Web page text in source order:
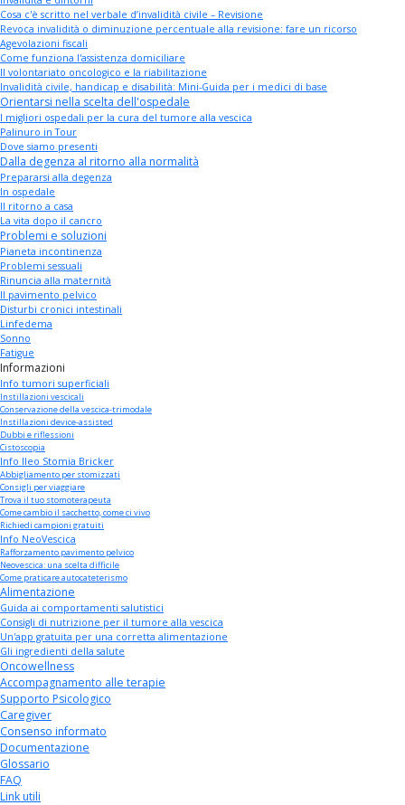
Cosa c'è scritto nel verbale d’invalidità civile – Revisione
Revoca invalidità o diminuzione percentuale alla revisione: fare un ricorso
Agevolazioni fiscali
Come funziona l'assistenza domiciliare
Il volontariato oncologico e la riabilitazione
Invalidità civile, handicap e disabilità: Mini-Guida per i medici di base
Orientarsi nella scelta dell'ospedale
I migliori ospedali per la cura del tumore alla vescica
Palinuro in Tour
Dove siamo presenti
Dalla degenza al ritorno alla normalità
Prepararsi alla degenza
In ospedale
Il ritorno a casa
La vita dopo il cancro
Problemi e soluzioni
Pianeta incontinenza
Problemi sessuali
Rinuncia alla maternità
Il pavimento pelvico
Disturbi cronici intestinali
Linfedema
Sonno
Fatigue
Informazioni
Info tumori superficiali
Instillazioni vescicali
Conservazione della vescica-trimodale
Instillazioni device-assisted
Dubbi e riflessioni
Cistoscopia
Info Ileo Stomia Bricker
Abbigliamento per stomizzati
Consigli per viaggiare
Trova il tuo stomoterapeuta
Come cambio il sacchetto, come ci vivo
Richiedi campioni gratuiti
Info NeoVescica
Rafforzamento pavimento pelvico
Neovescica: una scelta difficile
Come praticare autocateterismo
Alimentazione
Guida ai comportamenti salutistici
Consigli di nutrizione per il tumore alla vescica
Un'app gratuita per una corretta alimentazione
Gli ingredienti della salute
Oncowellness
Accompagnamento alle terapie
Supporto Psicologico
Caregiver
Consenso informato
Documentazione
Glossario
FAQ
Link utili